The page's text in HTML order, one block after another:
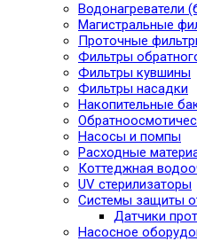
Водонагреватели
Магистральные
Проточные
Фильтры
Фильтры кувшины
Фильтры насадки
Накопительные
Насосы и помпы
Расходные
Коттеджная
UV стерилизаторы
Системы защиты
Датчики
Насосное